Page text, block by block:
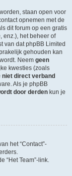
staan open voor
opnemen met de
dit forum op een gratis
enz.), het beheer of
van dat phpBB Limited
gehouden kan
Neem geen
kwesties (zoals
niet direct verband
Als je phpBB
door derden kun je
het “Contact”-
“Het Team”-link.